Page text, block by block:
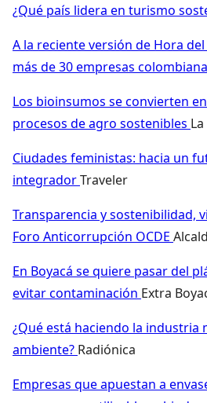
¿Qué país lidera en turismo
A la reciente versión de Hora
más de 30 empresas
Los bioinsumos se convierten
procesos de agro sostenibles
Ciudades feministas: hacia un
integradorTraveler
Transparencia y sostenibilidad,
Foro Anticorrupción OCDE
En Boyacá se quiere pasar del
evitar contaminación Extra
¿Qué está haciendo la industria
ambiente? Radiónica
Empresas que apuestan a